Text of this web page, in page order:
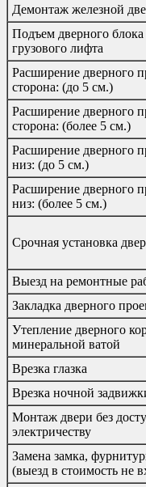
Демонтаж железной
Подъем дверного блока
грузового лифта
Расширение дверного
сторона: (до 5 см.)
Расширение дверного
сторона: (более 5 см.)
Расширение дверного
низ: (до 5 см.)
Расширение дверного
низ: (более 5 см.)
Срочная установка
Выезд на ремонтные
Закладка дверного
Утепление дверного
минеральной ватой
Врезка глазка
Врезка ночной
Монтаж двери без
электричеству
Замена замка,
(выезд в стоимость не